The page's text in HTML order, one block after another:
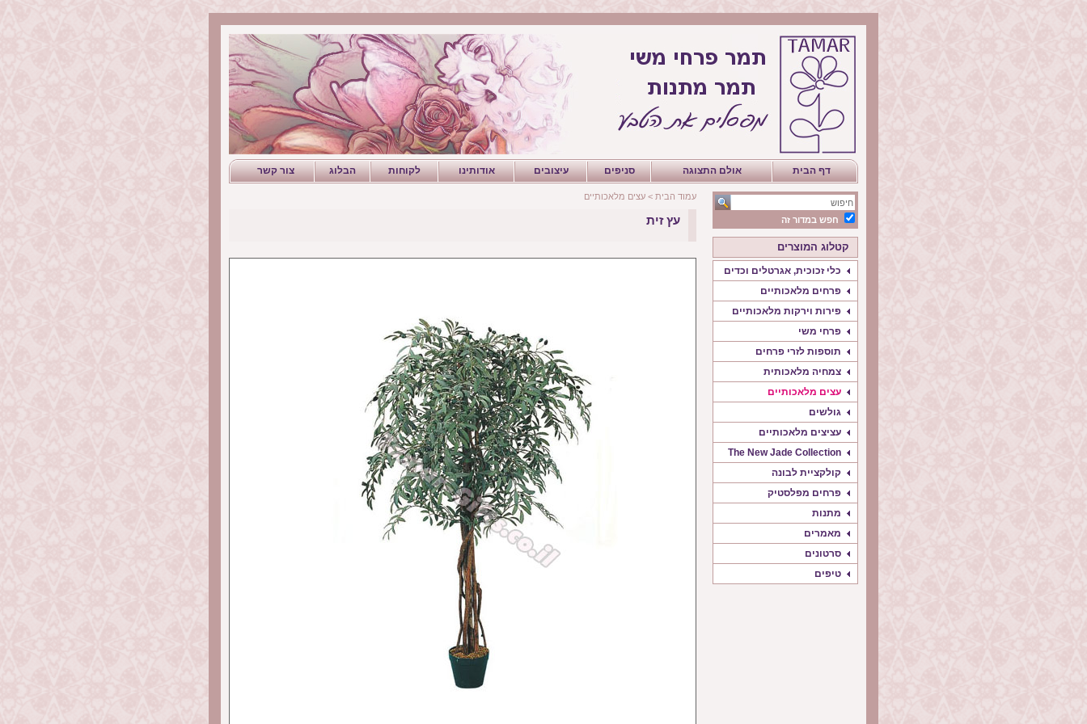
דף הבית אולם התצוגה סניפים עיצובים אודותינו לקוחות הבלוג צור קשר
חפש במדור זה
קטלוג המוצרים
כלי זכוכית, אגרטלים וכדים
פרחים מלאכותיים
פירות וירקות מלאכותיים
פרחי משי
תוספות לזרי פרחים
צמחיה מלאכותית
עצים מלאכותיים
גולשים
עציצים מלאכותיים
The New Jade Collection
קולקציית לבונה
פרחים מפלסטיק
מתנות
מאמרים
סרטונים
טיפים
עמוד הבית > עצים מלאכותיים
עץ זית